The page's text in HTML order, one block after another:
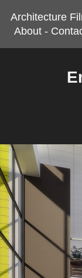
Architecture
About -